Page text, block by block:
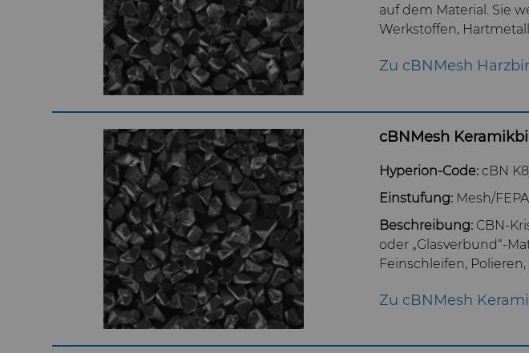
auf dem Material. Sie
Werkstoffen,
Zu cBNMesh
cBNMesh
Hyperion-Code: cBN
Einstufung: Mesh/FEPA
Beschreibung: CBN-
oder „Glasverbund“-
Feinschleifen,
Zu cBNMesh